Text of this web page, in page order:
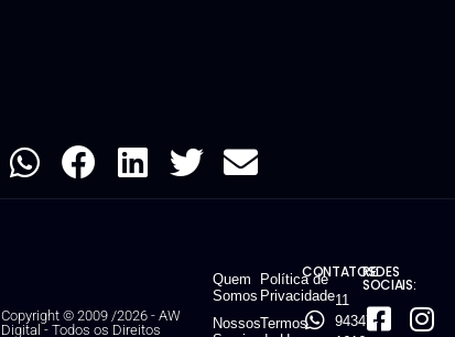
Copyright © 2009 /2026 - AW
Digital-Todos os Direitos
Quem
Somos
Nossos
Política de
Privacidade
Termos
CONTATOS:
11
94347-
REDES
SOCIAIS: